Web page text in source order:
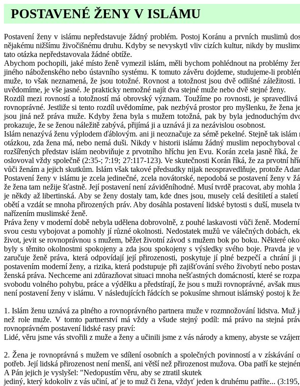
POSTAVENÉ ŽENY V ISLÁMU
Postavení ženy v islámu nepředstavuje žádný problém. Postoj Koránu a prvních muslimů
nějakému nižšímu živočišnému druhu. Kdyby se nevyskytl vliv cizích kultur, nikdy by
tato otázka nepředstavovala žádné obtíže.
Abychom pochopili, jaké místo ženě vymezil islám, měli bychom pohlédnout na problémy
jiného náboženského nebo ústavního systému. K tomuto závěru dojdeme, studujeme-li
muže, to však neznamená, že jsou totožné. Rovnost a totožnost jsou dvě odlišné
uvědomíme, je vše jasné. Je prakticky nemožné najít dva stejné muže nebo dvě stejné ženy.
Rozdíl mezi rovností a totožností má obrovský význam. Toužíme po rovnosti, je
rovnoprávné. Jestliže si tento rozdíl uvědomíme, pak nezbývá prostor pro myšlenku, že
jsou jiná než práva muže. Kdyby žena byla s mužem totožná, pak by byla jednoduchým
prokazuje, že se ženou náležitě zabývá, přijímá ji a uznává ji za nezávislou osobnost.
Islám nenazývá ženu výplodem ďáblovým. ani ji neoznačuje za sémě pekelné. Stejně tak
otázkou, zda žena má, nebo nemá duši. Nikdy v historii islámu žádný muslim
rozšířených představ islám neobviňuje z prvotního hříchu jen Evu. Korán zcela jasně říká,
oslovoval vždy společně (2:35-; 7:19; 27:117-123). Ve skutečnosti Korán říká, že za prvotní
vůči ženám a jejich skutkům. Islám však takové předsudky nijak neospravedlňuje, protože
Postavení ženy v islámu je zcela jedinečné, zcela novátorské, nepodobá se postavení ženy
že žena tam nežije šťastně. Její postavení není záviděníhodné. Musí tvrdě pracovat, aby
je někdy až libertinská. Aby se ženy dostaly tam, kde dnes jsou, musely celá desítiletí a
obětí a vzdát se mnoha přirozených práv. Aby dosáhla postavení lidské bytosti s duší,
nařízením muslimské ženě.
Práva ženy v moderní době nebyla udělena dobrovolně, z pouhé laskavosti vůči ženě.
svou cestu vybojovat a pomohly jí různé okolnosti. Nedostatek mužů ve válečných dobách,
život, jevit se rovnoprávnou s mužem, běžet životní závod s mužem bok po boku. Některé
byly s těmito okolnostmi spokojeny a zda jsou spokojeny s výsledky svého boje. Pravda
zaručuje ženě práva, která odpovídají její přirozenosti, poskytuje jí plné bezpečí a chrání
postavením moderní ženy, a rizika, která podstupuje při zajišťování svého živobytí nebo
ženská práva. Nechceme ani zdůrazňovat situaci mnoha nešťastných domácností, které se
svobodu volného pohybu, práce a výdělku a předstírají, že jsou s muži rovnoprávné, avšak
není postavení ženy v islámu. V následujících řádcích se pokusíme shrnout islámský postoj k
1. Islám ženu uznává za plného a rovnoprávného partnera muže v rozmnožování lidstva.
než role muže. V tomto partnerství má vždy a všude stejný podíl: má právo na stejná
rovnoprávném postavení lidské rasy praví:
Lidé, věru jsme vás stvořili z muže a ženy a učinili jsme z vás národy a kmeny, abyste se
2. Žena je rovnoprávná s mužem ve sdílení osobních a společných povinností a v
potřeb. Její lidská přirozenost není menší, ani větší než přirozenost mužova. Oba patří ke
A Pán jejich je vyslyšel: "Nedopustím věru, aby se ztratil skutek
jediný, který kdokoliv z vás učiní, ať je to muž či žena, vždyť jeden k druhému patříte...